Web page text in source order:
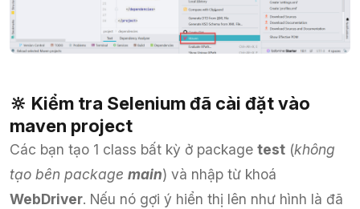
🔆 Kiểm tra Selenium đã cài đặt vào
maven project
Các bạn tạo 1 class bất kỳ ở package test (không
tạo bên package main) và nhập từ khoá
WebDriver. Nếu nó gợi ý hiển thị lên như hình là đã